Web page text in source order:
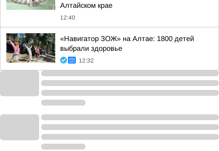
Алтайском крае
12:40
«Навигатор ЗОЖ» на Алтае: 1800 детей
выбрали здоровье
12:32